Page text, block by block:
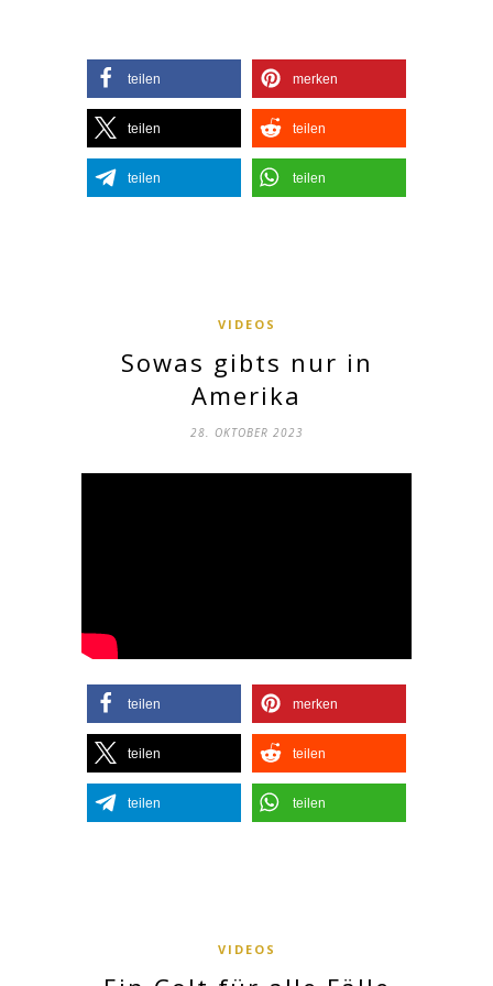
teilen merken
teilen teilen
teilen teilen
VIDEOS
Sowas gibts nur in
Amerika
28. OKTOBER 2023
teilen merken
teilen teilen
teilen teilen
VIDEOS